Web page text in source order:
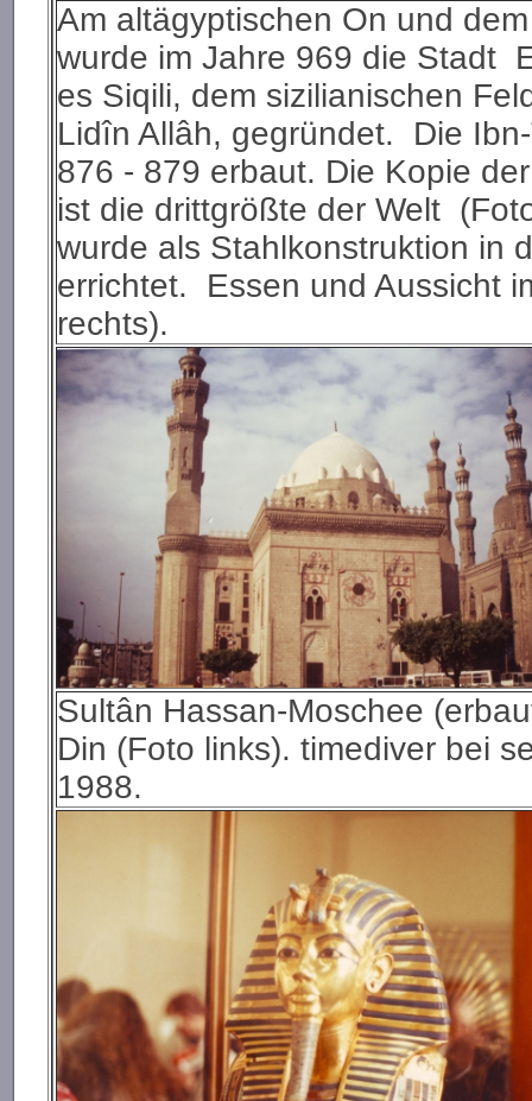
Am altägyptischen On und
wurde im Jahre 969 die Stadt
es Siqili, dem sizilianischen
Lidîn Allâh, gegründet. Die
876 - 879 erbaut. Die Kopie
ist die drittgrößte der Welt
wurde als Stahlkonstruktion in
errichtet. Essen und Aussicht
rechts).
Sultân Hassan-Moschee
Din (Foto links). timediver bei
1988.